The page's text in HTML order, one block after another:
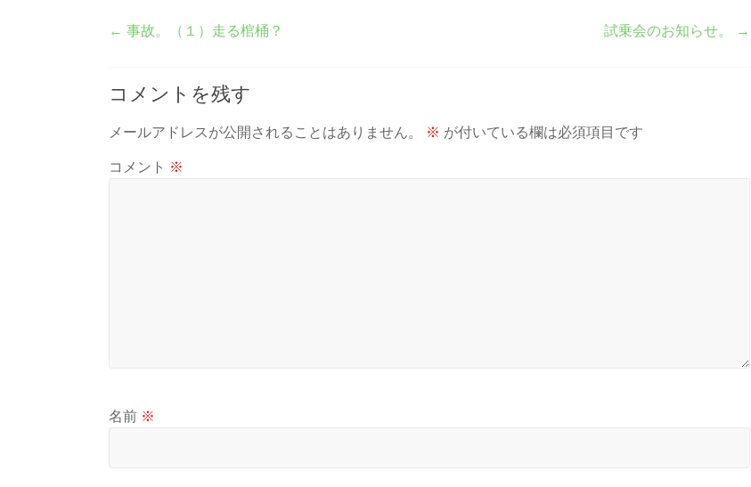
← 事故。（１）走る棺桶？ 試乗会のお知らせ。 →
コメントを残す
メールアドレスが公開されることはありません。 ※ が付いている欄は必須項目です
コメント ※
名前 ※